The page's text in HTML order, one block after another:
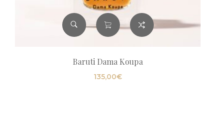
Baruti Dama Koupa
135,00€